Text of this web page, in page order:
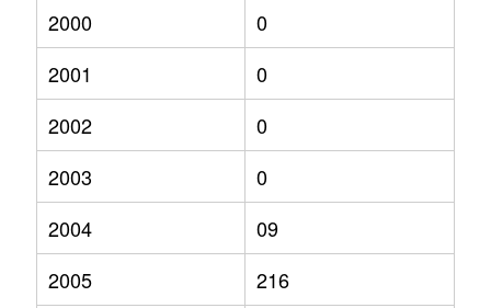
2000
0
2001
0
2002
0
2003
0
2004
09
2005
216